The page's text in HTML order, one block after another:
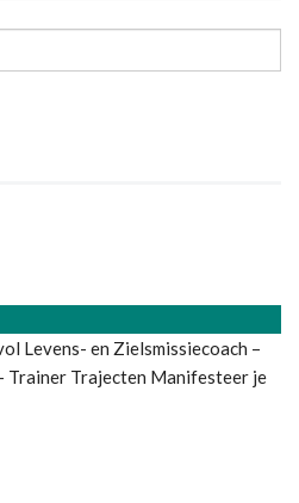
Levens- en Zielsmissiecoach –
Trainer Trajecten Manifesteer je